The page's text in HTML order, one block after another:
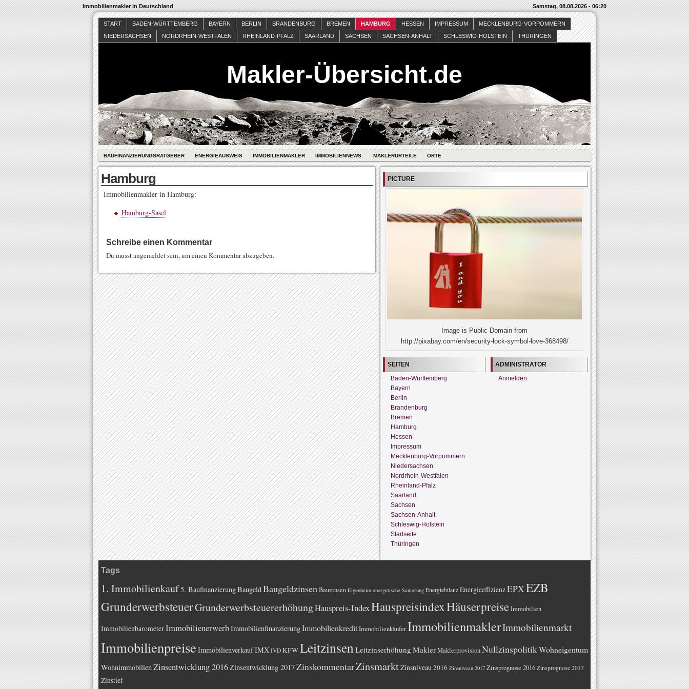
Immobilienmakler in Deutschland Samstag, 08.08.2026 - 06:20
START BADEN-WÜRTTEMBERG BAYERN BERLIN BRANDENBURG BREMEN HAMBURG HESSEN IMPRESSUM
MECKLENBURG-VORPOMMERN
NIEDERSACHSEN
NORDRHEIN-WESTFALEN RHEINLAND-PFALZ SAARLAND SACHSEN SACHSEN-ANHALT SCHLESWIG-HOLSTEIN THÜRINGEN
Makler-Übersicht.de
BAUFINANZIERUNGSRATGEBER ENERGIEAUSWEIS IMMOBILIENMAKLER IMMOBILIENNEWS: MAKLERURTEILE ORTE
Hamburg
Immobilienmakler in Hamburg:
Hamburg-Sasel
Schreibe einen Kommentar
Du musstangemeldetsein, um einen Kommentar abzugeben.
PICTURE
Image is Public Domain from
http://pixabay.com/en/security-lock-symbol-love-368498/
SEITEN
Baden-Württemberg
Bayern
Berlin
Brandenburg
Bremen
Hamburg
Hessen
Impressum
Mecklenburg-Vorpommern
Niedersachsen
Nordrhein-Westfalen
Rheinland-Pfalz
Saarland
Sachsen
Sachsen-Anhalt
Schleswig-Holstein
Startseite
Thüringen
ADMINISTRATOR
Anmelden
Tags
1. Immobilienkauf5. BaufinanzierungBaugeldBaugeldzinsen Bauzinsen Eigenheim energetische Sanierung Energiebilanz EnergieeffizienzEPXEZB
GrunderwerbsteuerGrunderwerbsteuererhöhungHauspreis-IndexHauspreisindexHäuserpreiseImmobilien
ImmobilienbarometerImmobilienerwerbImmobilienfinanzierungImmobilienkreditImmobilienkäuferImmobilienmaklerImmobilienmarkt
Immobilienpreise ImmobilienverkaufIMX IVD KFWLeitzinsen Leitzinserhöhung MaklerMaklerprovisionNullzinspolitikWohneigentum
Wohnimmobilien Zinsentwicklung 2016Zinsentwicklung 2017ZinskommentarZinsmarktZinsniveau 2016 Zinsniveau 2017 Zinsprognose 2016 Zinsprognose 2017
Zinstief